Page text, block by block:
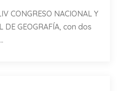
CONGRESO NACIONAL Y
DE GEOGRAFÍA, con dos